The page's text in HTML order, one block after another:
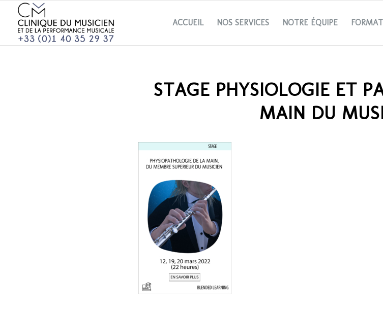
ACCUEIL NOS SERVICES NOTRE ÉQUIPE
STAGE PHYSIOLOGIE ET
MAIN DU